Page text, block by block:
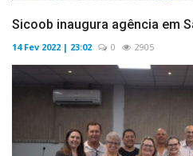
Sicoob inaugura agência em
14 Fev 2022 | 23:02 0 2905